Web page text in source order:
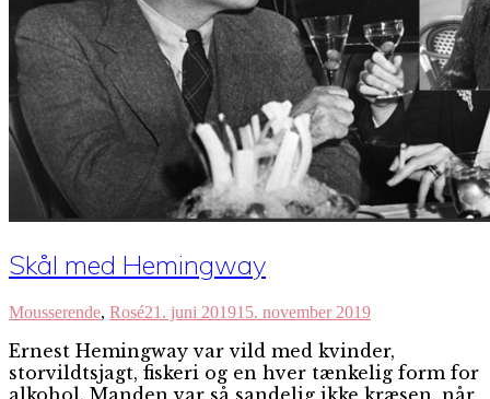
Skål med Hemingway
Mousserende, Rosé21. juni 201915. november 2019
Ernest Hemingway var vild med kvinder,
storvildtsjagt, fiskeri og en hver tænkelig form for
alkohol. Manden var så sandelig ikke kræsen, når